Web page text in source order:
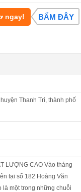
ngay! BẤM ĐÂY
Thanh Trì, thành phố
LƯỢNG CAO Vào tháng
tại số 182 Hoàng Văn
là một trong những chuỗi